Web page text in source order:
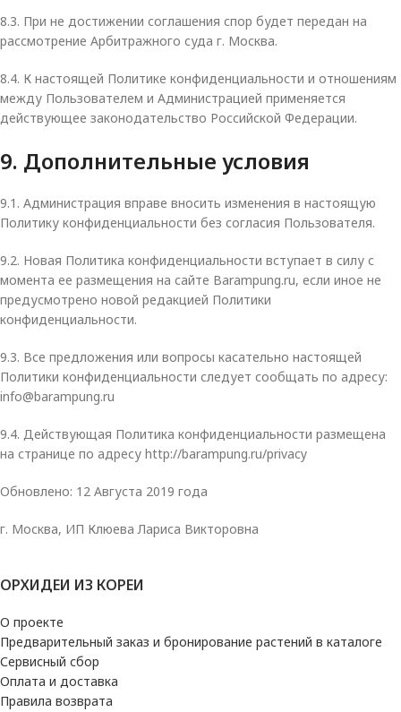
ОРХИДЕИ ИЗ КОРЕИ
О проекте
Предварительный заказ и бронирование растений в каталоге
Сервисный сбор
Оплата и доставка
Правила возврата
8.3. При не достижении соглашения спор будет передан на
рассмотрение Арбитражного суда г. Москва.
8.4. К настоящей Политике конфиденциальности и отношениям
между Пользователем и Администрацией применяется
действующее законодательство Российской Федерации.
9. Дополнительные условия
9.1. Администрация вправе вносить изменения в настоящую
Политику конфиденциальности без согласия Пользователя.
9.2. Новая Политика конфиденциальности вступает в силу с
момента ее размещения на сайте Barampung.ru, если иное не
предусмотрено новой редакцией Политики
конфиденциальности.
9.3. Все предложения или вопросы касательно настоящей
Политики конфиденциальности следует сообщать по адресу:
info@barampung.ru
9.4. Действующая Политика конфиденциальности размещена
на странице по адресу http://barampung.ru/privacy
Обновлено: 12 Августа 2019 года
г. Москва, ИП Клюева Лариса Викторовна